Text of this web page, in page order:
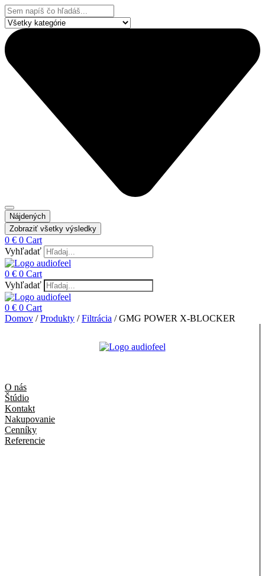
Preskočiť
na
obsah
Search
...
Nájdených
Zobraziť všetky výsledky
0 € 0 Cart
Vyhľadať
0 € 0 Cart
Vyhľadať
0 € 0 Cart
Domov /Produkty /Filtrácia / GMG POWER X-BLOCKER
O nás
Štúdio
Kontakt
Nakupovanie
Cenníky
Referencie